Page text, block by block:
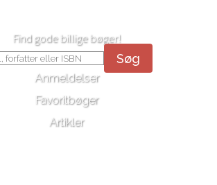
Find gode billige bøger!
Søg
Anmeldelser
Favoritbøger
Artikler